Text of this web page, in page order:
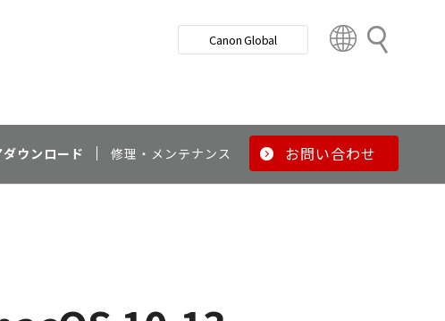
検
Canon Global
t
y
ウンロード 修理・メンテナンス お問い合わせ